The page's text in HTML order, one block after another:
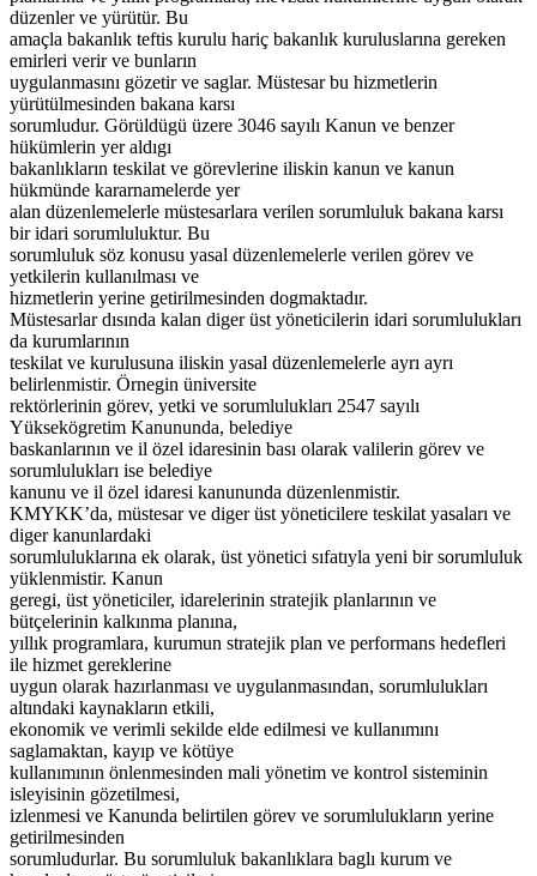
düzenler ve yürütür. Bu
amaçla bakanlık teftis kurulu hariç bakanlık kuruluslarına gereken
emirleri verir ve bunların
uygulanmasını gözetir ve saglar. Müstesar bu hizmetlerin
yürütülmesinden bakana karsı
sorumludur. Görüldügü üzere 3046 sayılı Kanun ve benzer
hükümlerin yer aldıgı
bakanlıkların teskilat ve görevlerine iliskin kanun ve kanun
hükmünde kararnamelerde yer
alan düzenlemelerle müstesarlara verilen sorumluluk bakana karsı
bir idari sorumluluktur. Bu
sorumluluk söz konusu yasal düzenlemelerle verilen görev ve
yetkilerin kullanılması ve
hizmetlerin yerine getirilmesinden dogmaktadır.
Müstesarlar dısında kalan diger üst yöneticilerin idari sorumlulukları
da kurumlarının
teskilat ve kurulusuna iliskin yasal düzenlemelerle ayrı ayrı
belirlenmistir. Örnegin üniversite
rektörlerinin görev, yetki ve sorumlulukları 2547 sayılı
Yüksekögretim Kanununda, belediye
baskanlarının ve il özel idaresinin bası olarak valilerin görev ve
sorumlulukları ise belediye
kanunu ve il özel idaresi kanununda düzenlenmistir.
KMYKK’da, müstesar ve diger üst yöneticilere teskilat yasaları ve
diger kanunlardaki
sorumluluklarına ek olarak, üst yönetici sıfatıyla yeni bir sorumluluk
yüklenmistir. Kanun
geregi, üst yöneticiler, idarelerinin stratejik planlarının ve
bütçelerinin kalkınma planına,
yıllık programlara, kurumun stratejik plan ve performans hedefleri
ile hizmet gereklerine
uygun olarak hazırlanması ve uygulanmasından, sorumlulukları
altındaki kaynakların etkili,
ekonomik ve verimli sekilde elde edilmesi ve kullanımını
saglamaktan, kayıp ve kötüye
kullanımının önlenmesinden mali yönetim ve kontrol sisteminin
isleyisinin gözetilmesi,
izlenmesi ve Kanunda belirtilen görev ve sorumlulukların yerine
getirilmesinden
sorumludurlar. Bu sorumluluk bakanlıklara baglı kurum ve